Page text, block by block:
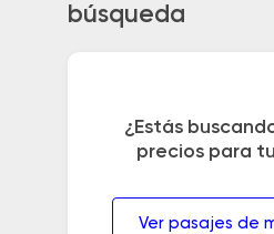
búsqueda
¿Estás
precios para
Ver pasajes de